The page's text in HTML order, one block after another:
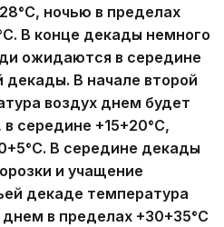
ночью в пределах
В конце декады немного
ожидаются в середине
декады. В начале второй
воздух днем будет
середине +15+20°С,
В середине декады
и учащение
декаде температура
в пределах +30+35°С